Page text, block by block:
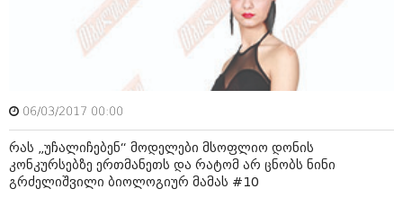
დეკემბერი 2012 (98)
ნოემბერი 2012 (295)
ოქტომბერი 2012 (350)
ივნისი 2012 (282)
აპრილი 2012 (294)
მარტი 2012 (259)
თებერვალი 2012 (376)
06/03/2017 00:00
რას „უჩალიჩებენ“ მოდელები მსოფლიო დონის
კონკურსებზე ერთმანეთს და რატომ არ ცნობს ნინი
გრძელიშვილი ბიოლოგიურ მამას #10